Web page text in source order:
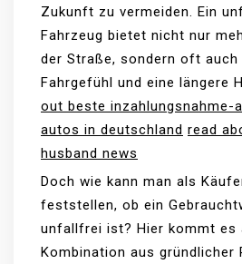
Zukunft zu vermeiden. Ein
Fahrzeug bietet nicht nur
der Straße, sondern oft auch
Fahrgefühl und eine längere
out beste inzahlungsnahme-
autos in deutschland read
husband news
Doch wie kann man als
feststellen, ob ein
unfallfrei ist? Hier kommt es
Kombination aus gründlicher